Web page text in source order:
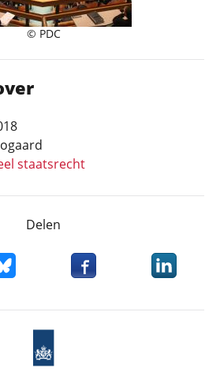
© PDC
staatsrecht
Delen
X dit item op Bluesky
Deel dit item opDeel dit